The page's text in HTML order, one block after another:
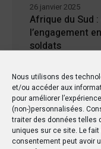
Nous utilisons des
et/ou accéder aux
pour améliorer
(non-)personnalisées.
traiter des données telles
uniques sur ce site. Le
consentement peut avoir
Afrique du Sud
l’engagement
soldats
26 janvier 2025
Kisangani :
manque
24 janvier 2025